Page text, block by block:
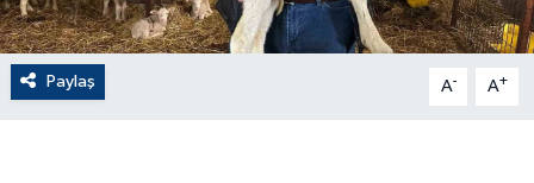
Paylaş A- A+
Gayrimenkul
GENEL